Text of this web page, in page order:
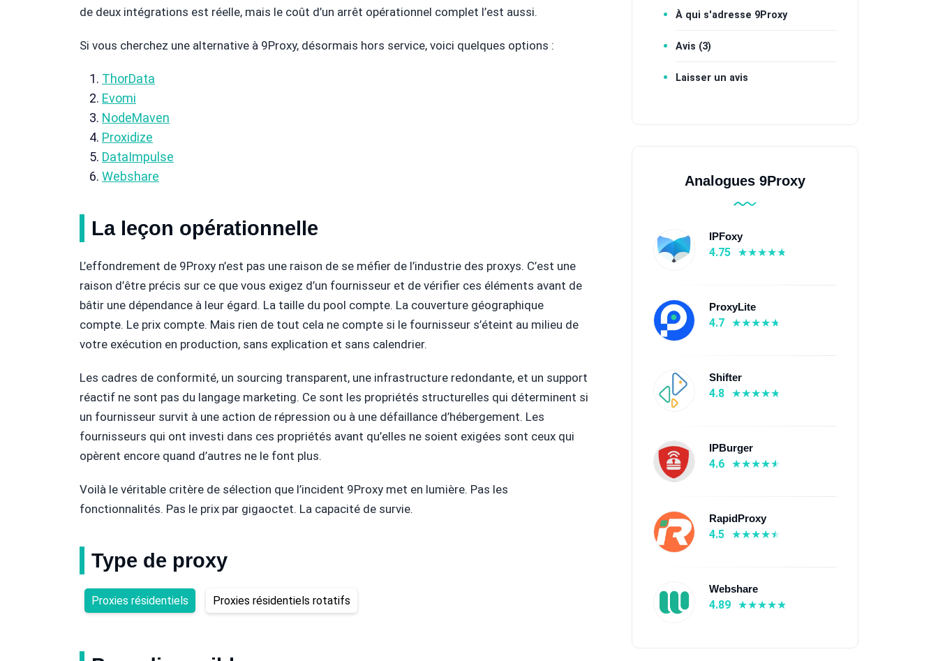
de deux intégrations est réelle, mais le coût d’un arrêt opérationnel complet l’est aussi.
Si vous cherchez une alternative à 9Proxy, désormais hors service, voici quelques options :
ThorData
Evomi
NodeMaven
Proxidize
DataImpulse
Webshare
La leçon opérationnelle
L’effondrement de 9Proxy n’est pas une raison de se méfier de l’industrie des proxys. C’est une
raison d’être précis sur ce que vous exigez d’un fournisseur et de vérifier ces éléments avant de
bâtir une dépendance à leur égard. La taille du pool compte. La couverture géographique
compte. Le prix compte. Mais rien de tout cela ne compte si le fournisseur s’éteint au milieu de
votre exécution en production, sans explication et sans calendrier.
Les cadres de conformité, un sourcing transparent, une infrastructure redondante, et un support
réactif ne sont pas du langage marketing. Ce sont les propriétés structurelles qui déterminent si
un fournisseur survit à une action de répression ou à une défaillance d’hébergement. Les
fournisseurs qui ont investi dans ces propriétés avant qu’elles ne soient exigées sont ceux qui
opèrent encore quand d’autres ne le font plus.
Voilà le véritable critère de sélection que l’incident 9Proxy met en lumière. Pas les
fonctionnalités. Pas le prix par gigaoctet. La capacité de survie.
Type de proxy
Proxies résidentiels Proxies résidentiels rotatifs
À qui s'adresse 9Proxy
Avis (3)
Laisser un avis
Analogues 9Proxy
IPFoxy
4.75
ProxyLite
4.7
Shifter
4.8
IPBurger
4.6
RapidProxy
4.5
Webshare
4.89